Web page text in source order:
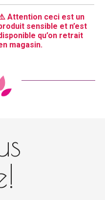
Attention ceci est un
sensible et n’est
qu’on retrait
magasin.